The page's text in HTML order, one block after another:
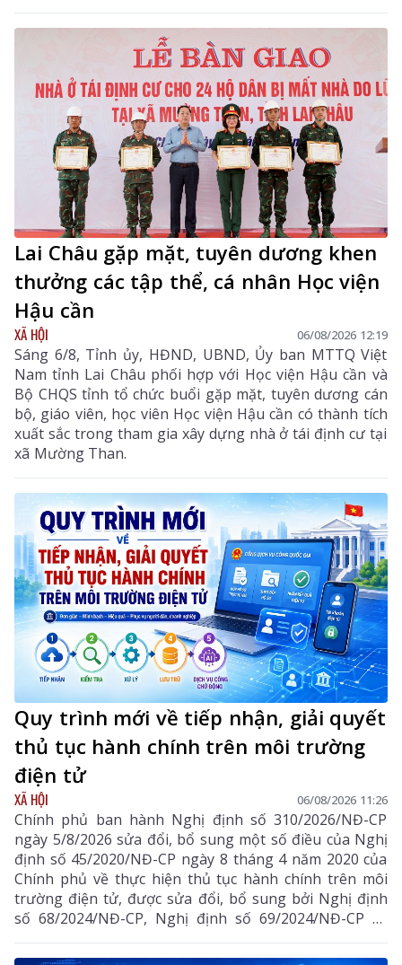
Lai Châu gặp mặt, tuyên dương khen
thưởng các tập thể, cá nhân Học viện
Hậu cần
XÃ HỘI 06/08/2026 12:19
Sáng 6/8, Tỉnh ủy, HĐND, UBND, Ủy ban MTTQ Việt
Nam tỉnh Lai Châu phối hợp với Học viện Hậu cần và
Bộ CHQS tỉnh tổ chức buổi gặp mặt, tuyên dương cán
bộ, giáo viên, học viên Học viện Hậu cần có thành tích
xuất sắc trong tham gia xây dựng nhà ở tái định cư tại
xã Mường Than.
Quy trình mới về tiếp nhận, giải quyết
thủ tục hành chính trên môi trường
điện tử
XÃ HỘI 06/08/2026 11:26
Chính phủ ban hành Nghị định số 310/2026/NĐ-CP
ngày 5/8/2026 sửa đổi, bổ sung một số điều của Nghị
định số 45/2020/NĐ-CP ngày 8 tháng 4 năm 2020 của
Chính phủ về thực hiện thủ tục hành chính trên môi
trường điện tử, được sửa đổi, bổ sung bởi Nghị định
số 68/2024/NĐ-CP, Nghị định số 69/2024/NĐ-CP và
Nghị định số 118/2025/NĐ-CP.